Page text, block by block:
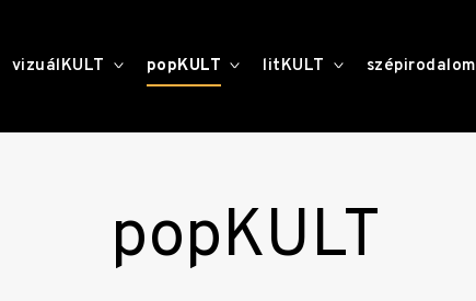
vizuálKULT toggle
child
menu
popKULT toggle
child
litKULT toggle
child
szépirodalom
popKULT